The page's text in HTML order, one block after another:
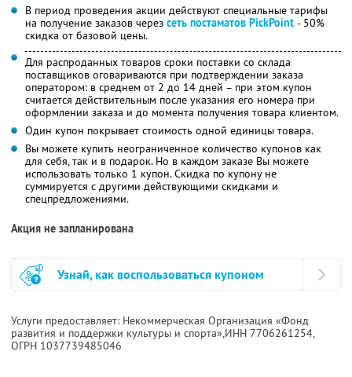
В период проведения акции действуют специальные тарифы
на получение заказов через сеть постаматов PickPoint - 50%
скидка от базовой цены.
Для распроданных товаров сроки поставки со склада
поставщиков оговариваются при подтверждении заказа
оператором: в среднем от 2 до 14 дней – при этом купон
считается действительным после указания его номера при
оформлении заказа и до момента получения товара клиентом.
Один купон покрывает стоимость одной единицы товара.
Вы можете купить неограниченное количество купонов как
для себя, так и в подарок. Но в каждом заказе Вы можете
использовать только 1 купон. Скидка по купону не
суммируется с другими действующими скидками и
спецпредложениями.
Акция не запланирована
Узнай, как воспользоваться купоном
Услуги предоставляет: Некоммерческая Организация «Фонд
развития и поддержки культуры и спорта»,ИНН 7706261254,
ОГРН 1037739485046